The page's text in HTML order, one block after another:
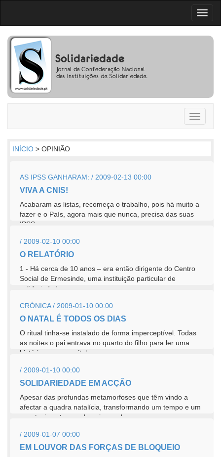
Toggle
INÍCIO > OPINIÃO
AS IPSS GANHARAM: / 2009-02-13 00:00
VIVA A CNIS!
Acabaram as listas, recomeça o trabalho, pois há muito a
fazer e o País, agora mais que nunca, precisa das suas
IPSS, com...
/ 2009-02-10 00:00
O RELATÓRIO
1 - Há cerca de 10 anos – era então dirigente do Centro
Social de Ermesinde, uma instituição particular de
solidariedade...
CRÓNICA / 2009-01-10 00:00
O NATAL É TODOS OS DIAS
O ritual tinha-se instalado de forma imperceptível. Todas
as noites o pai entrava no quarto do filho para ler uma
história ou um capítulo...
/ 2009-01-10 00:00
SOLIDARIEDADE EM ACÇÃO
Apesar das profundas metamorfoses que têm vindo a
afectar a quadra natalícia, transformando um tempo e um
acontecimento que deveria ser de mensagem...
/ 2009-01-07 00:00
EM LOUVOR DAS FORÇAS DE BLOQUEIO